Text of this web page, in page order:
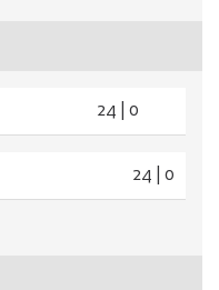
24 | 0
24 | 0